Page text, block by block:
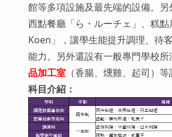
館等多項設施及最先端的設備。
西點餐廳「ら・ルーチェ」、糕點
Koen」，讓學生能提升調理、待
能力。另外還設有一般專門學校所
品加工室（香腸、燻雞、起司）等
科目介紹：